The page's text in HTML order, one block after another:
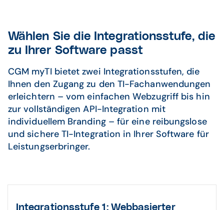
Wählen Sie die Integrationsstufe, die
zu Ihrer Software passt
CGM myTI bietet zwei Integrationsstufen, die
Ihnen den Zugang zu den TI-Fachanwendungen
erleichtern – vom einfachen Webzugriff bis hin
zur vollständigen API-Integration mit
individuellem Branding – für eine reibungslose
und sichere TI-Integration in Ihrer Software für
Leistungserbringer.
Integrationsstufe 1: Webbasierter